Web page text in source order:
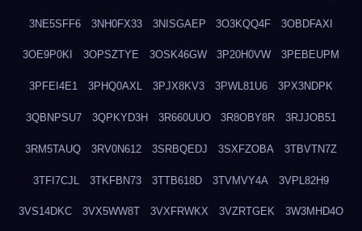
3NE5SFF6 3NH0FX33 3NISGAEP 3O3KQQ4F 3OBDFAXI
3OE9P0KI 3OPSZTYE 3OSK46GW 3P20H0VW 3PEBEUPM
3PFEI4E1 3PHQ0AXL 3PJX8KV3 3PWL81U6 3PX3NDPK
3QBNPSU7 3QPKYD3H 3R660UUO 3R8OBY8R 3RJJOB51
3RM5TAUQ 3RV0N612 3SRBQEDJ 3SXFZOBA 3TBVTN7Z
3TFI7CJL 3TKFBN73 3TTB618D 3TVMVY4A 3VPL82H9
3VS14DKC 3VX5WW8T 3VXFRWKX 3VZRTGEK 3W3MHD4O